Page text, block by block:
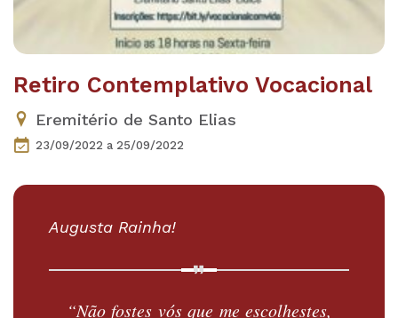
Retiro Contemplativo Vocacional
Eremitério de Santo Elias
23/09/2022 a 25/09/2022
Augusta Rainha!
“Não fostes vós que me escolhestes,